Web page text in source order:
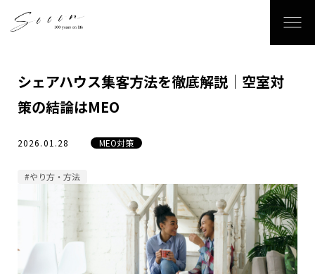
シェアハウス集客方法を徹底解説｜空室対
策の結論はMEO
2026.01.28 MEO対策
#やり方・方法